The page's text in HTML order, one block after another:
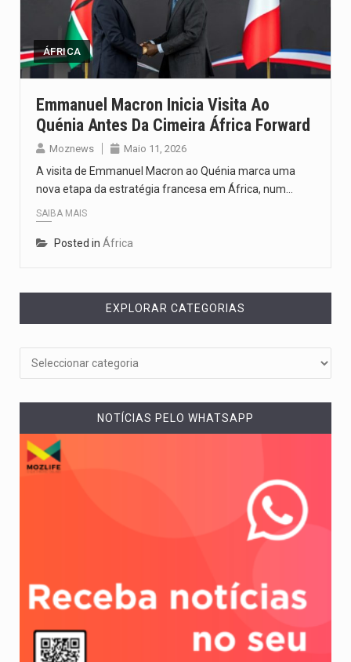
De acordo com as autoridades de saúde da Faixa de…
Cover photo suggestion (in English): A police officer outside a…
ÁFRICA
Emmanuel Macron Inicia Visita Ao
Quénia Antes Da Cimeira África Forward
Moznews Maio 11, 2026
A visita de Emmanuel Macron ao Quénia marca uma
nova etapa da estratégia francesa em África, num…
SAIBA MAIS
Posted in África
EXPLORAR CATEGORIAS
NOTÍCIAS PELO WHATSAPP